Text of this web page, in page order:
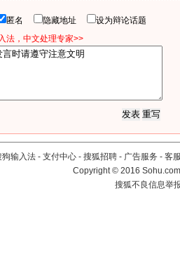
匿名 隐藏地址
设为辩论话题
法，中文处理专家>>
狗输入法 - 支付中心 - 搜狐招聘 - 广告服务 - 客
Copyright©2016
搜狐不良信息举